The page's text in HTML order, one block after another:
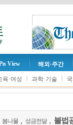
View 해외·주간
육·여성 l 과학·기술 l
봄나물 성금전달
불법